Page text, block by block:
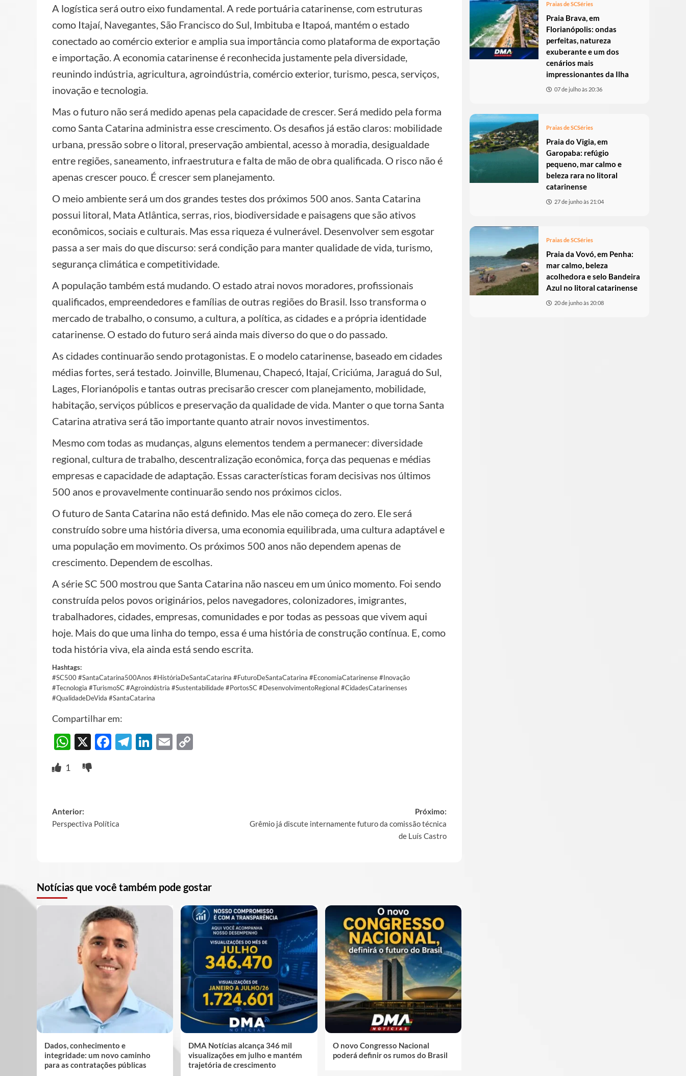
A logística será outro eixo fundamental. A rede portuária catarinense, com estruturas
como Itajaí, Navegantes, São Francisco do Sul, Imbituba e Itapoá, mantém o estado
conectado ao comércio exterior e amplia sua importância como plataforma de exportação
e importação. A economia catarinense é reconhecida justamente pela diversidade,
reunindo indústria, agricultura, agroindústria, comércio exterior, turismo, pesca, serviços,
inovação e tecnologia.
Mas o futuro não será medido apenas pela capacidade de crescer. Será medido pela forma
como Santa Catarina administra esse crescimento. Os desafios já estão claros: mobilidade
urbana, pressão sobre o litoral, preservação ambiental, acesso à moradia, desigualdade
entre regiões, saneamento, infraestrutura e falta de mão de obra qualificada. O risco não é
apenas crescer pouco. É crescer sem planejamento.
O meio ambiente será um dos grandes testes dos próximos 500 anos. Santa Catarina
possui litoral, Mata Atlântica, serras, rios, biodiversidade e paisagens que são ativos
econômicos, sociais e culturais. Mas essa riqueza é vulnerável. Desenvolver sem esgotar
passa a ser mais do que discurso: será condição para manter qualidade de vida, turismo,
segurança climática e competitividade.
A população também está mudando. O estado atrai novos moradores, profissionais
qualificados, empreendedores e famílias de outras regiões do Brasil. Isso transforma o
mercado de trabalho, o consumo, a cultura, a política, as cidades e a própria identidade
catarinense. O estado do futuro será ainda mais diverso do que o do passado.
As cidades continuarão sendo protagonistas. E o modelo catarinense, baseado em cidades
médias fortes, será testado. Joinville, Blumenau, Chapecó, Itajaí, Criciúma, Jaraguá do Sul,
Lages, Florianópolis e tantas outras precisarão crescer com planejamento, mobilidade,
habitação, serviços públicos e preservação da qualidade de vida. Manter o que torna Santa
Catarina atrativa será tão importante quanto atrair novos investimentos.
Mesmo com todas as mudanças, alguns elementos tendem a permanecer: diversidade
regional, cultura de trabalho, descentralização econômica, força das pequenas e médias
empresas e capacidade de adaptação. Essas características foram decisivas nos últimos
500 anos e provavelmente continuarão sendo nos próximos ciclos.
O futuro de Santa Catarina não está definido. Mas ele não começa do zero. Ele será
construído sobre uma história diversa, uma economia equilibrada, uma cultura adaptável e
uma população em movimento. Os próximos 500 anos não dependem apenas de
crescimento. Dependem de escolhas.
A série SC 500 mostrou que Santa Catarina não nasceu em um único momento. Foi sendo
construída pelos povos originários, pelos navegadores, colonizadores, imigrantes,
trabalhadores, cidades, empresas, comunidades e por todas as pessoas que vivem aqui
hoje. Mais do que uma linha do tempo, essa é uma história de construção contínua. E, como
toda história viva, ela ainda está sendo escrita.
Hashtags:
#SC500 #SantaCatarina500Anos #HistóriaDeSantaCatarina #FuturoDeSantaCatarina #EconomiaCatarinense #Inovação
#Tecnologia #TurismoSC #Agroindústria #Sustentabilidade #PortosSC #DesenvolvimentoRegional #CidadesCatarinenses
#QualidadeDeVida #SantaCatarina
Compartilhar em:
WhatsApp
X Facebook
Telegram
LinkedIn
Email
1
Post
navigation
Anterior:
Perspectiva Política
Próximo:
Grêmio já discute internamente futuro da comissão técnica
de Luís Castro
Notícias que você também pode gostar
Dados, conhecimento e
integridade: um novo caminho
para as contratações públicas
DMA Notícias alcança 346 mil
visualizações em julho e mantém
trajetória de crescimento
O novo Congresso Nacional
poderá definir os rumos do Brasil
Praias de SCSéries
Praia Brava, em
Florianópolis: ondas
perfeitas, natureza
exuberante e um dos
cenários mais
impressionantes da Ilha
07 de julho às 20:36
Praias de SCSéries
Praia do Vigia, em
Garopaba: refúgio
pequeno, mar calmo e
beleza rara no litoral
catarinense
27 de junho às 21:04
Praias de SCSéries
Praia da Vovó, em Penha:
mar calmo, beleza
acolhedora e selo Bandeira
Azul no litoral catarinense
20 de junho às 20:08